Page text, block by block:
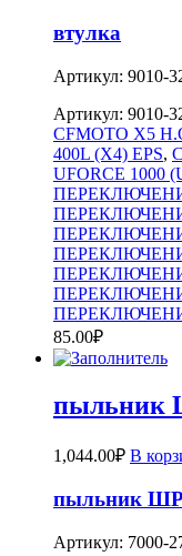
втулка
Артикул: 9010-
Артикул: 9010-
CFMOTO X5
400L (X4) EPS,
UFORCE 1000
85.00₽
пыльник
1,044.00₽ В
пыльник
Артикул: 7000-